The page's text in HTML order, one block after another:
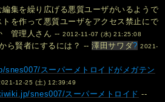
編集を繰り広げる悪質ユーザがいるようで
を作って悪質ユーザをアクセス禁止にで
管理人さん --2012-11-07 (水) 21:25:08
ら賢者にするには？ --澤田サワダ? 2021-
スーパーメトロイドがメガテン
12-25 (土) 12:39:49
snes007/スーパーメトロイド --